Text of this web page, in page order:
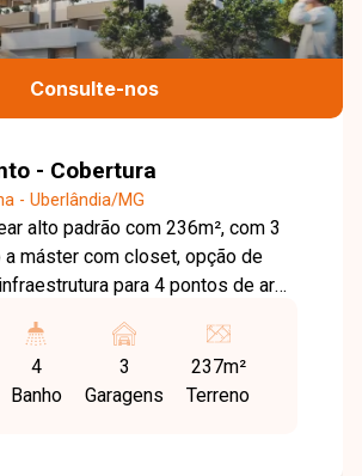
Consulte-nos
- Cobertura
- Uberlândia/MG
alto padrão com 236m², com 3
máster com closet, opção de
para 4 pontos de ar
da cozinha para a varanda
multiuso, piscina privativa,
salão de festas, bicicletário e 3
4
Banho
3
Garagens
237m²
Terreno